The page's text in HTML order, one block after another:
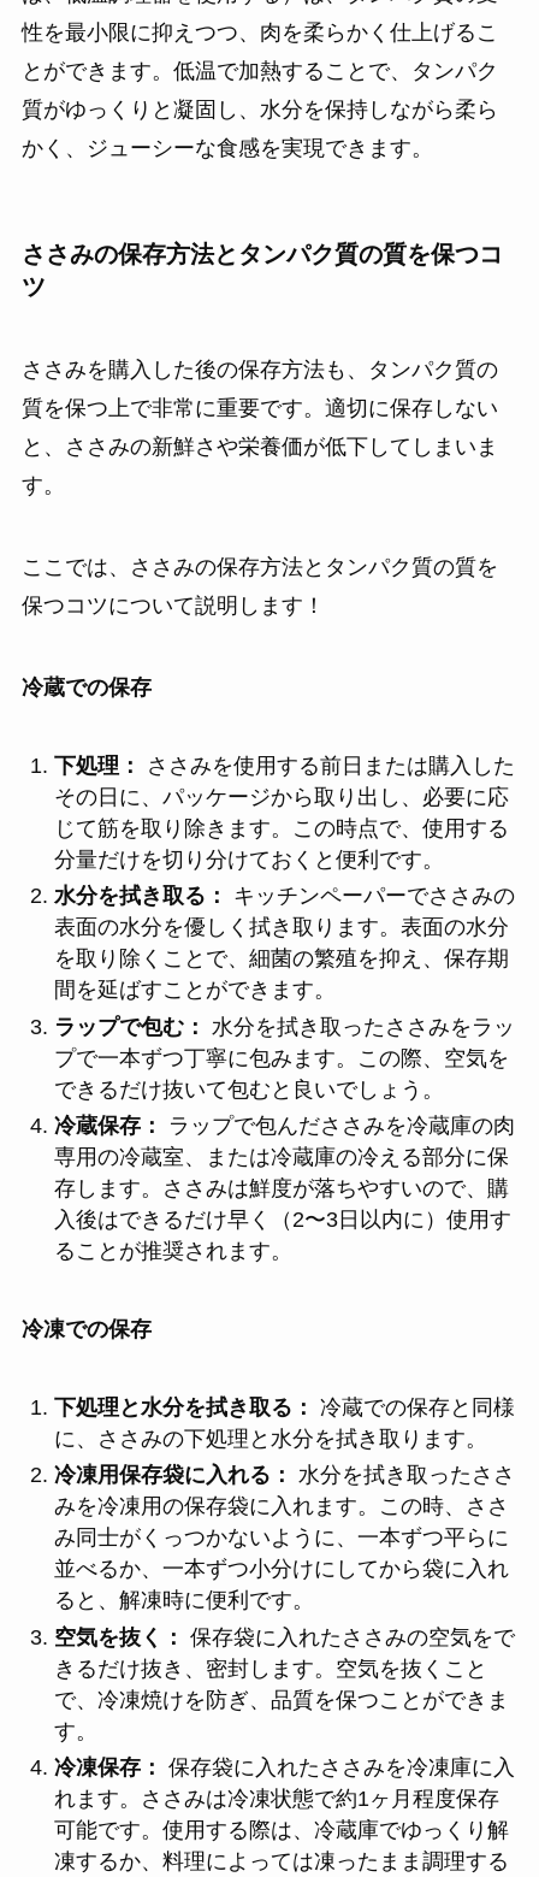
性を最小限に抑えつつ、肉を柔らかく仕上げるこ
とができます。低温で加熱することで、タンパク
質がゆっくりと凝固し、水分を保持しながら柔ら
かく、ジューシーな食感を実現できます。
ささみの保存方法とタンパク質の質を保つコ
ツ
ささみを購入した後の保存方法も、タンパク質の
質を保つ上で非常に重要です。適切に保存しない
と、ささみの新鮮さや栄養価が低下してしまいま
す。
ここでは、ささみの保存方法とタンパク質の質を
保つコツについて説明します！
冷蔵での保存
下処理：
ささみを使用する前日または購入した
その日に、パッケージから取り出し、必要に応
じて筋を取り除きます。この時点で、使用する
分量だけを切り分けておくと便利です。
水分を拭き取る：
キッチンペーパーでささみの
表面の水分を優しく拭き取ります。表面の水分
を取り除くことで、細菌の繁殖を抑え、保存期
間を延ばすことができます。
ラップで包む：
水分を拭き取ったささみをラッ
プで一本ずつ丁寧に包みます。この際、空気を
できるだけ抜いて包むと良いでしょう。
冷蔵保存：
ラップで包んだささみを冷蔵庫の肉
専用の冷蔵室、または冷蔵庫の冷える部分に保
存します。ささみは鮮度が落ちやすいので、購
入後はできるだけ早く（2〜3日以内に）使用す
ることが推奨されます。
冷凍での保存
下処理と水分を拭き取る： 冷蔵での保存と同様
に、ささみの下処理と水分を拭き取ります。
冷凍用保存袋に入れる： 水分を拭き取ったささ
みを冷凍用の保存袋に入れます。この時、ささ
み同士がくっつかないように、一本ずつ平らに
並べるか、一本ずつ小分けにしてから袋に入れ
ると、解凍時に便利です。
空気を抜く： 保存袋に入れたささみの空気をで
きるだけ抜き、密封します。空気を抜くこと
で、冷凍焼けを防ぎ、品質を保つことができま
す。
冷凍保存： 保存袋に入れたささみを冷凍庫に入
れます。ささみは冷凍状態で約1ヶ月程度保存
可能です。使用する際は、冷蔵庫でゆっくり解
凍するか、料理によっては凍ったまま調理する